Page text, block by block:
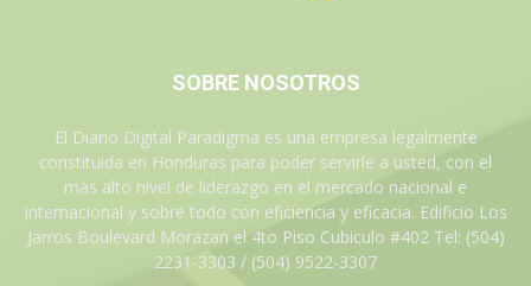
SOBRE NOSOTROS
El Diario Digital Paradigma es una empresa legalmente
constituida en Honduras para poder servirle a usted, con el
más alto nivel de liderazgo en el mercado nacional e
internacional y sobre todo con eficiencia y eficacia. Edificio Los
Jarros Boulevard Morazan el 4to Piso Cubiculo #402 Tel: (504)
2231-3303 / (504) 9522-3307